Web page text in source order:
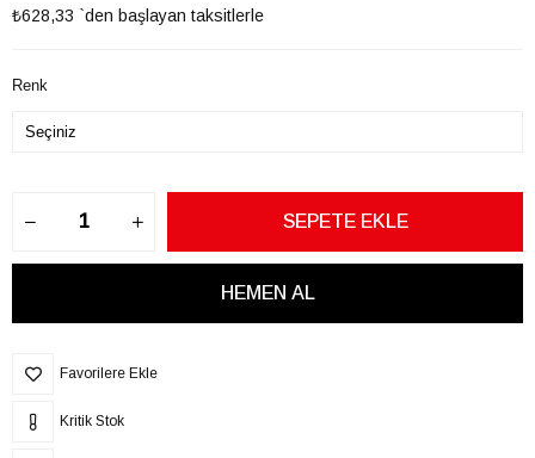
₺628,33 `den başlayan taksitlerle
Renk
Favorilere Ekle
Kritik Stok